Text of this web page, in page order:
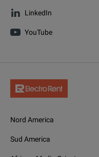
LinkedIn
YouTube
Nord America
Sud America